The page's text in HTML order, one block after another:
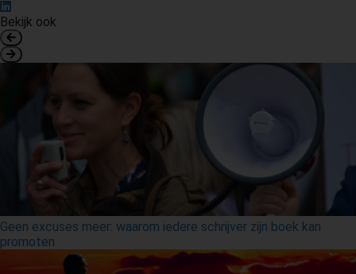
Bekijk ook
Geen excuses meer: waarom iedere schrijver zijn boek kan
promoten